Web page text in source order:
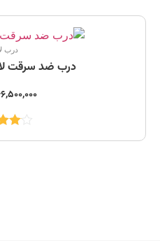
درب
درب ضد سرقت